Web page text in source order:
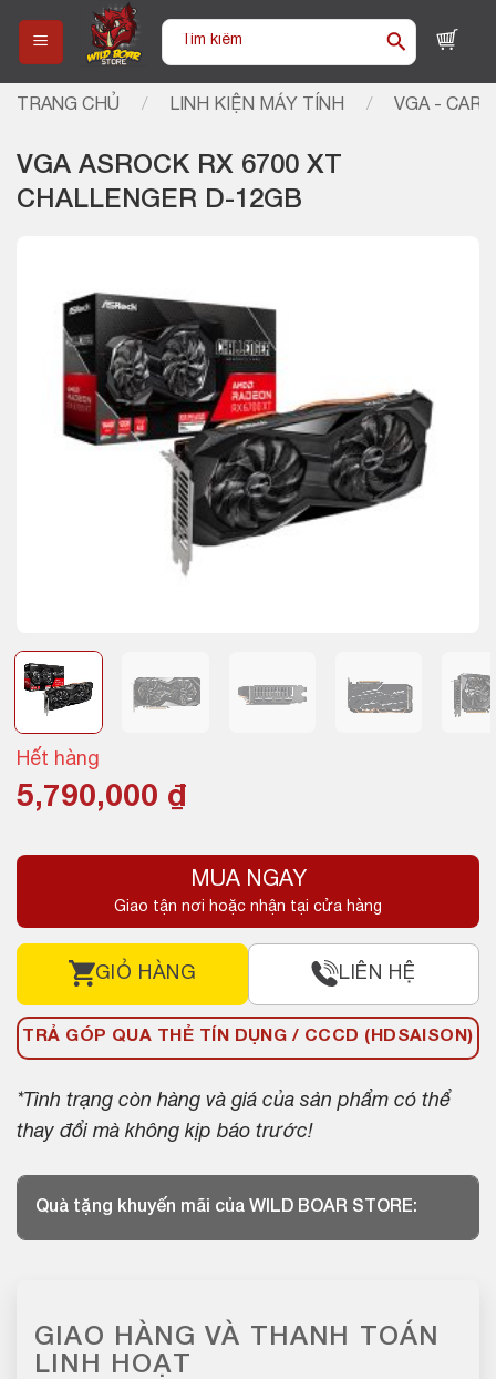
content
Tìm
TRANG CHỦ / LINH KIỆN MÁY TÍNH / VGA -
VGA ASROCK RX 6700 XT
CHALLENGER D-12GB
Hết hàng
5,790,000 ₫
MUA NGAY
Giao tận nơi hoặc nhận tại cửa hàng
GIỎ HÀNG LIÊN HỆ
TRẢ GÓP QUA THẺ TÍN DỤNG / CCCD (HDSAISON)
*Tình trạng còn hàng và giá của sản phẩm có thể
thay đổi mà không kịp báo trước!
Quà tặng khuyến mãi của WILD BOAR STORE:
GIAO HÀNG VÀ THANH TOÁN
LINH HOẠT